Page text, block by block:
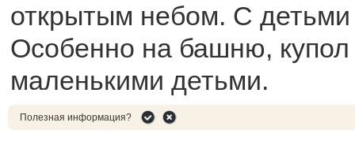
открытым небом. С детьми
Особенно на башню,
маленькими детьми.
Полезная информация?